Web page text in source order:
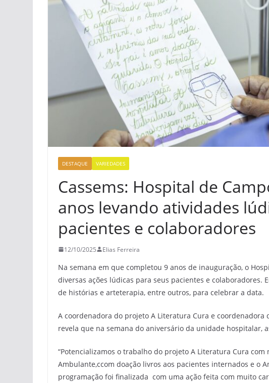
DESTAQUE VARIEDADES
Cassems: Hospital de
anos levando atividades
pacientes e colaboradores
12/10/2025 Elias Ferreira
Na semana em que completou 9 anos de inauguração, o
diversas ações lúdicas para seus pacientes e colaboradores.
de histórias e arteterapia, entre outros, para celebrar a data.
A coordenadora do projeto A Literatura Cura e coordenadora
revela que na semana do aniversário da unidade hospitalar,
“Potencializamos o trabalho do projeto A Literatura Cura com
Ambulante,ccom doação livros aos pacientes internados e o
programação foi finalizada com uma ação feita com muito